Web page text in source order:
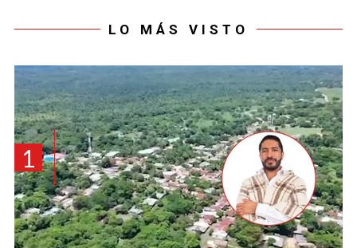
LO MÁS VISTO
1